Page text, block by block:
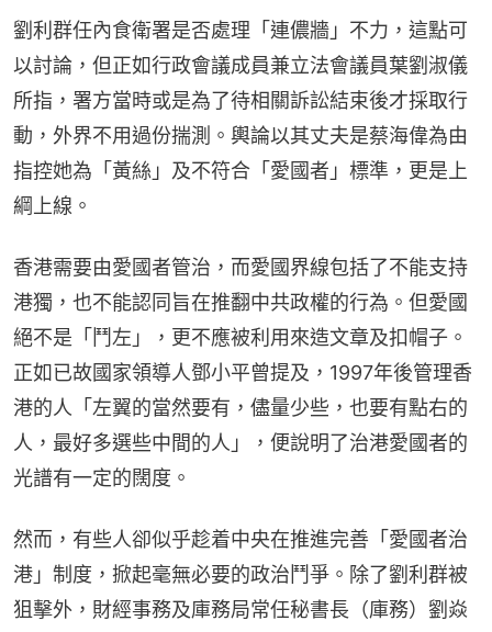
劉利群任內食衛署是否處理「連儂牆」不力，這點可
以討論，但正如行政會議成員兼立法會議員葉劉淑儀
所指，署方當時或是為了待相關訴訟結束後才採取行
動，外界不用過份揣測。輿論以其丈夫是蔡海偉為由
指控她為「黃絲」及不符合「愛國者」標準，更是上
綱上線。
香港需要由愛國者管治，而愛國界線包括了不能支持
港獨，也不能認同旨在推翻中共政權的行為。但愛國
絕不是「鬥左」，更不應被利用來造文章及扣帽子。
正如已故國家領導人鄧小平曾提及，1997年後管理香
港的人「左翼的當然要有，儘量少些，也要有點右的
人，最好多選些中間的人」，便說明了治港愛國者的
光譜有一定的闊度。
然而，有些人卻似乎趁着中央在推進完善「愛國者治
港」制度，掀起毫無必要的政治鬥爭。除了劉利群被
狙擊外，財經事務及庫務局常任秘書長（庫務）劉焱